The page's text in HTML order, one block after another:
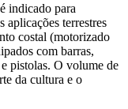
indicado para
aplicações terrestres
costal (motorizado
com barras,
pistolas. O volume de
da cultura e o